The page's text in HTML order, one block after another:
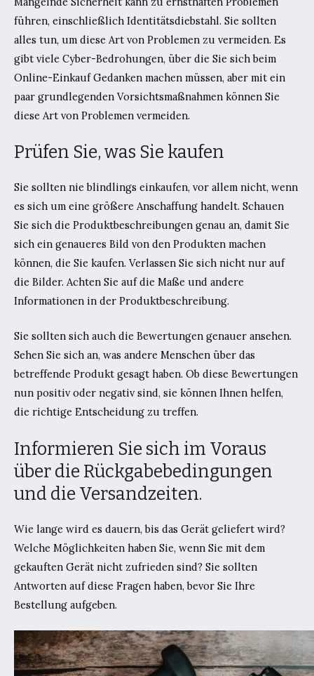
führen, einschließlich Identitätsdiebstahl. Sie sollten
alles tun, um diese Art von Problemen zu vermeiden. Es
gibt viele Cyber-Bedrohungen, über die Sie sich beim
Online-Einkauf Gedanken machen müssen, aber mit ein
paar grundlegenden Vorsichtsmaßnahmen können Sie
diese Art von Problemen vermeiden.
Prüfen Sie, was Sie kaufen
Sie sollten nie blindlings einkaufen, vor allem nicht, wenn
es sich um eine größere Anschaffung handelt. Schauen
Sie sich die Produktbeschreibungen genau an, damit Sie
sich ein genaueres Bild von den Produkten machen
können, die Sie kaufen. Verlassen Sie sich nicht nur auf
die Bilder. Achten Sie auf die Maße und andere
Informationen in der Produktbeschreibung.
Sie sollten sich auch die Bewertungen genauer ansehen.
Sehen Sie sich an, was andere Menschen über das
betreffende Produkt gesagt haben. Ob diese Bewertungen
nun positiv oder negativ sind, sie können Ihnen helfen,
die richtige Entscheidung zu treffen.
Informieren Sie sich im Voraus
über die Rückgabebedingungen
und die Versandzeiten.
Wie lange wird es dauern, bis das Gerät geliefert wird?
Welche Möglichkeiten haben Sie, wenn Sie mit dem
gekauften Gerät nicht zufrieden sind? Sie sollten
Antworten auf diese Fragen haben, bevor Sie Ihre
Bestellung aufgeben.